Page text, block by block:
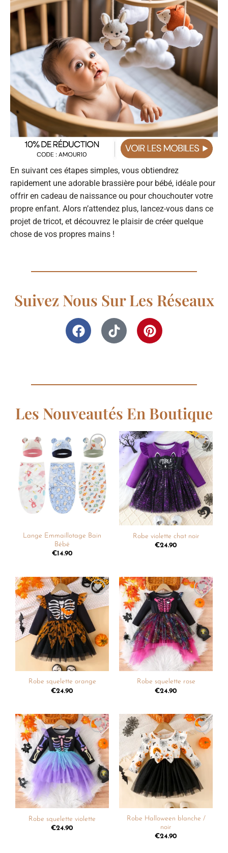
En suivant ces étapes simples, vous obtiendrez
rapidement une adorable brassière pour bébé, idéale pour
offrir en cadeau de naissance ou pour chouchouter votre
propre enfant. Alors n’attendez plus, lancez-vous dans ce
projet de tricot, et découvrez le plaisir de créer quelque
chose de vos propres mains !
Suivez Nous Sur Les Réseaux
Les Nouveautés En Boutique
Ajouter
à la
liste de
souhaits
Lange Emmaillotage Bain
Bébé
€14.90
Ajouter
à la
liste de
souhaits
Robe violette chat noir
€24.90
Ajouter
à la
liste de
souhaits
Robe squelette orange
€24.90
Ajouter
à la
liste de
souhaits
Robe squelette rose
€24.90
Ajouter
à la
liste de
souhaits
Robe squelette violette
€24.90
Ajouter
à la
liste de
souhaits
Robe Halloween blanche /
noir
€24.90